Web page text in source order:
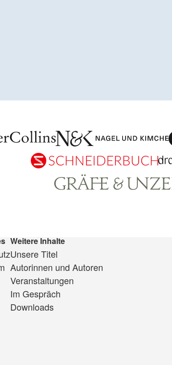
Weitere Inhalte
Unsere Titel
Autorinnen und Autoren
Veranstaltungen
Im Gespräch
Downloads